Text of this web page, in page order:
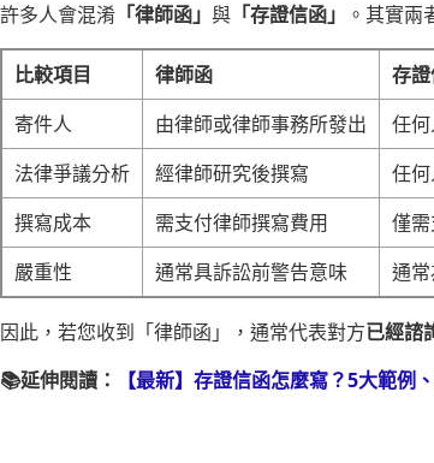
許多人會混淆 「律師函」 與 「存證信函」 。其實兩
比較項目 律師函
存
寄件人
由律師或律師事務所發出
任
法律爭議分析
經律師研究後撰寫
任
撰寫成本
需支付律師撰寫費用
僅
嚴重性
通常具訴訟前警告意味 通
因此，若您收到「律師函」，通常代表對方已經諮
📚延伸閱讀：
【最新】存證信函怎麼寫？5大範例